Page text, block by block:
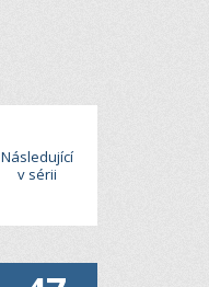
Následující
v sérii